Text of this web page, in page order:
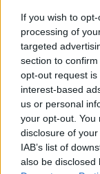
If you wish to
processing of
targeted
section to
opt-out request
interest-based
us or personal
your opt-out. You
disclosure of
IAB’s list of
also be disclosed